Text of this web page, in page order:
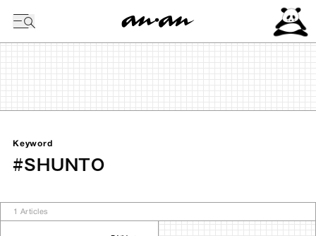
Keyword
#SHUNTO
1 Articles